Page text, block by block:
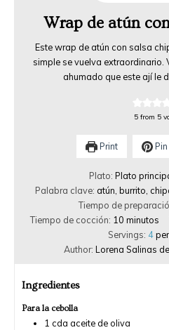
Wrap de atún
Este wrap de atún con salsa
simple se vuelva extraordinario.
ahumado que este ají le
5 from 5
Print Pin
Plato: Plato
Palabra clave: atún, burrito,
Tiempo de
Tiempo de cocción: 10 minutos
Servings: 4
Author: Lorena Salinas
Ingredientes
Para la cebolla
1 cda aceite de oliva